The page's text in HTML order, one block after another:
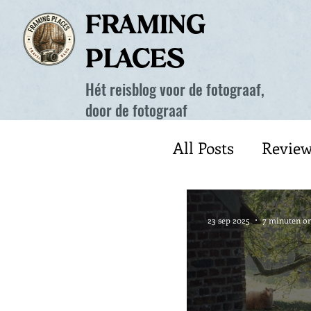
FRAMING
PLACES
Hét reisblog voor de fotograaf,
door de fotograaf
All Posts
Nederland
Herfst
23 sep 2025 7 minuten